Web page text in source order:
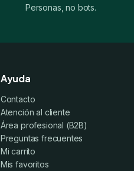
Personas, no bots.
Ayuda
Contacto
Atención al cliente
Área profesional (B2B)
Preguntas frecuentes
Mi carrito
Mis favoritos